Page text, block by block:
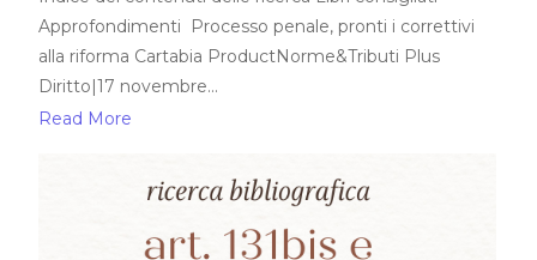
Approfondimenti Processo penale, pronti i correttivi
alla riforma Cartabia ProductNorme&Tributi Plus
Diritto|17 novembre...
Read More